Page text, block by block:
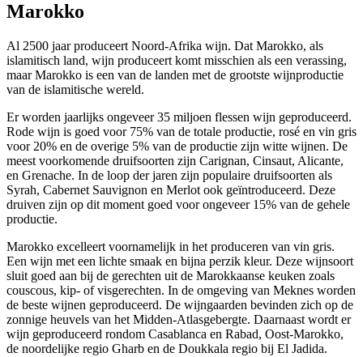
Marokko
Al 2500 jaar produceert Noord-Afrika wijn. Dat Marokko, als
islamitisch land, wijn produceert komt misschien als een verassing,
maar Marokko is een van de landen met de grootste wijnproductie
van de islamitische wereld.
Er worden jaarlijks ongeveer 35 miljoen flessen wijn geproduceerd.
Rode wijn is goed voor 75% van de totale productie, rosé en vin gris
voor20% en de overige 5% van de productie zijn witte wijnen. De
meest voorkomende druifsoorten zijn Carignan, Cinsaut, Alicante,
en Grenache. In de loop der jaren zijn populaire druifsoorten als
Syrah, Cabernet Sauvignon en Merlot ook geïntroduceerd. Deze
druiven zijn op dit moment goed voor ongeveer 15% van de gehele
productie.
Marokko excelleert voornamelijk in het produceren van vin gris.
Een wijn met een lichte smaak en bijna perzik kleur. Deze wijnsoort
sluit goed aan bij de gerechten uit de Marokkaanse keuken zoals
couscous, kip- of visgerechten. In de omgeving van Meknes worden
de beste wijnen geproduceerd. De wijngaarden bevinden zich op de
zonnige heuvels van het Midden-Atlasgebergte. Daarnaast wordt er
wijn geproduceerd rondom Casablanca en Rabad, Oost-Marokko,
de noordelijke regio Gharb en de Doukkala regio bij El Jadida.